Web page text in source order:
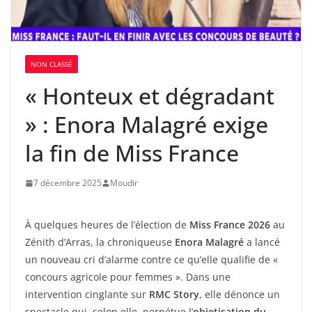
NON CLASSÉ
« Honteux et dégradant
» : Enora Malagré exige
la fin de Miss France
7 décembre 2025 Moudir
À quelques heures de l’élection de Miss France 2026 au
Zénith d’Arras, la chroniqueuse Enora Malagré a lancé
un nouveau cri d’alarme contre ce qu’elle qualifie de «
concours agricole pour femmes ». Dans une
intervention cinglante sur RMC Story, elle dénonce un